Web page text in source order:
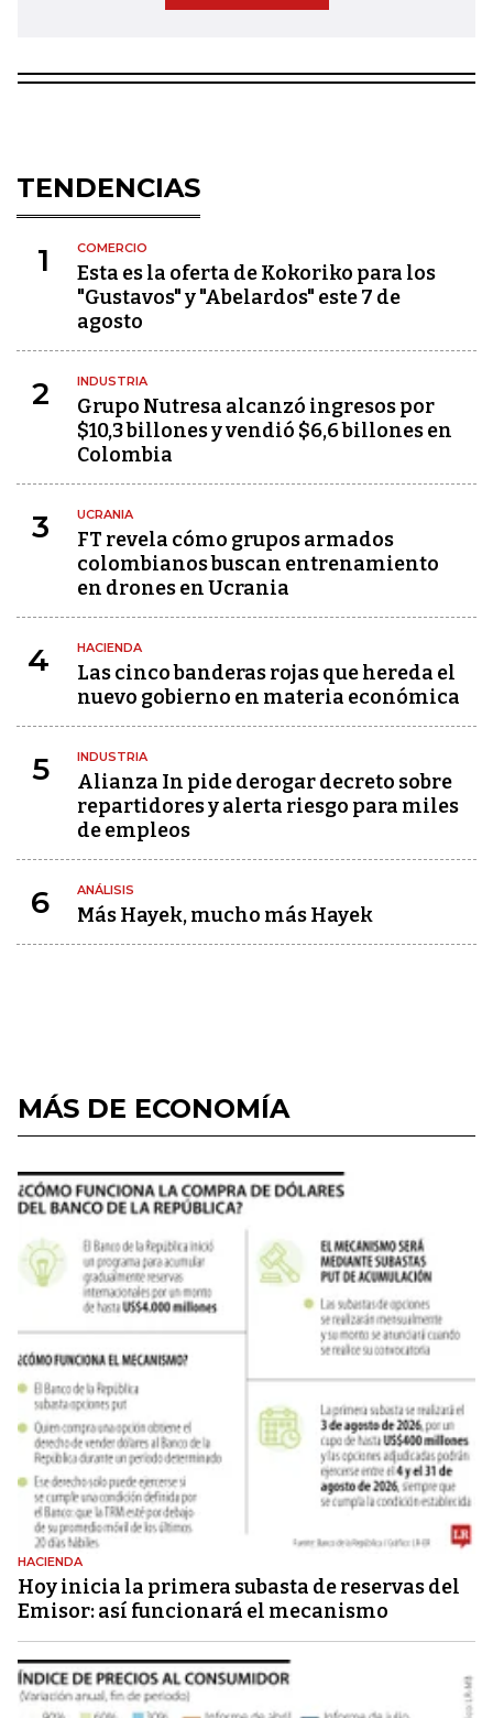
TENDENCIAS
1 COMERCIO
Esta es la oferta de Kokoriko para los
"Gustavos" y "Abelardos" este 7 de
agosto
2 INDUSTRIA
Grupo Nutresa alcanzó ingresos por
$10,3 billones y vendió $6,6 billones en
Colombia
3 UCRANIA
FT revela cómo grupos armados
colombianos buscan entrenamiento
en drones en Ucrania
4 HACIENDA
Las cinco banderas rojas que hereda el
nuevo gobierno en materia económica
5 INDUSTRIA
Alianza In pide derogar decreto sobre
repartidores y alerta riesgo para miles
de empleos
6 ANÁLISIS
Más Hayek, mucho más Hayek
MÁS DE ECONOMÍA
HACIENDA
Hoy inicia la primera subasta de reservas del
Emisor: así funcionará el mecanismo